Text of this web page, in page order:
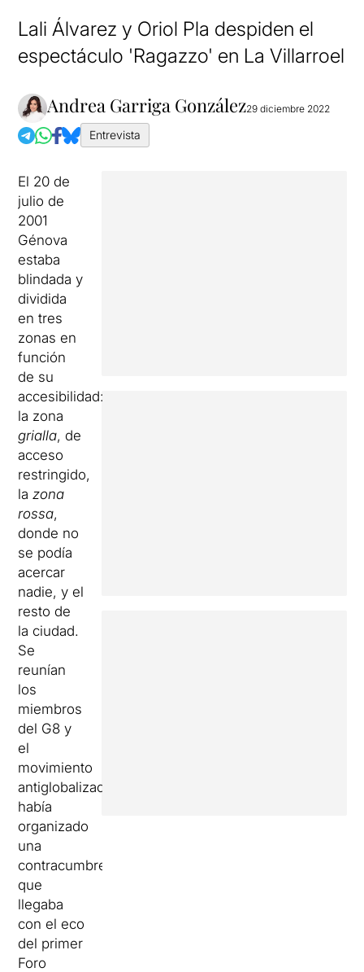
Lali Álvarez y Oriol Pla despiden el
espectáculo 'Ragazzo' en La Villarroel
Andrea Garriga González29 diciembre 2022
Entrevista
El 20 de
julio de
2001
Génova
estaba
blindada y
dividida
en tres
zonas en
función
de su
accesibilidad:
la zona
grialla, de
acceso
restringido,
lazona
rossa,
donde no
se podía
acercar
nadie, y el
resto de
la ciudad.
Se
reunían
los
miembros
del G8 y
el
movimiento
antiglobalización
había
organizado
una
contracumbre
que
llegaba
con el eco
del primer
Foro